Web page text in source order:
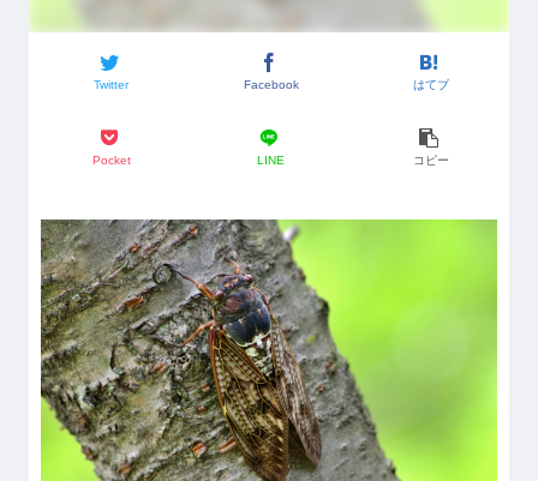
Twitter Facebook はてブ
Pocket LINE コピー